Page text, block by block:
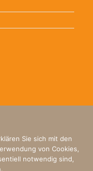
Sie sich mit den
von Cookies,
notwendig sind,